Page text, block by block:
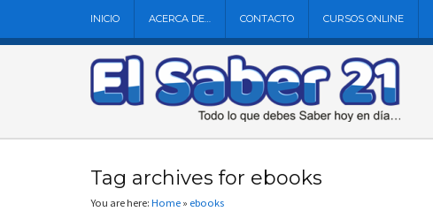
INICIO ACERCA DE… CONTACTO CURSOS ONLINE
Tag archives for ebooks
You are here: Home » ebooks